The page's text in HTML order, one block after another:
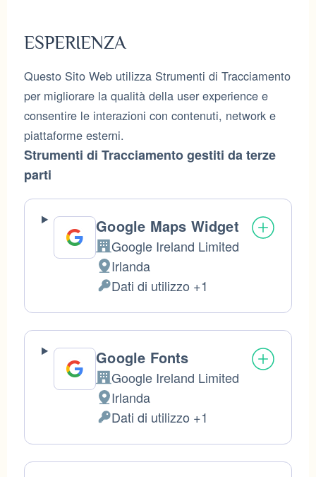
ESPERIENZA
Questo Sito Web utilizza Strumenti di Tracciamento
per migliorare la qualità della user experience e
consentire le interazioni con contenuti, network e
piattaforme esterni.
Strumenti di Tracciamento gestiti da terze
parti
Google Maps Widget
Azienda:
Google Ireland Limited
Luogo
del
trattamento:
Irlanda
Dati
Personali
trattati:
Dati di utilizzo +1
Google Fonts
Azienda:
Google Ireland Limited
Luogo
del
trattamento:
Irlanda
Dati
Personali
trattati:
Dati di utilizzo +1